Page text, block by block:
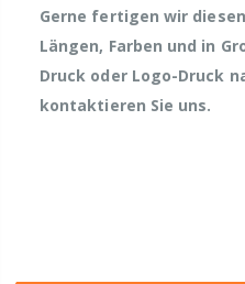
Gerne fertigen wir
Längen, Farben und in
Druck oder Logo-Druck
kontaktieren Sie uns.